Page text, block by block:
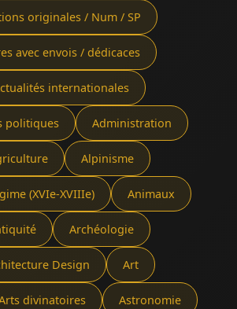
originales / Num / SP
avec envois / dédicaces
internationales
politiques Administration
Alpinisme
(XVIe-XVIIIe) Animaux
Archéologie
Design Art
divinatoires Astronomie